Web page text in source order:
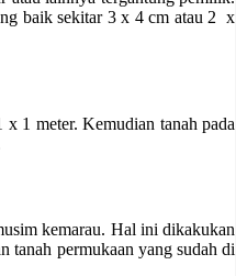
baik sekitar 3 x 4 cm atau 2 x
1 meter. Kemudian tanah pada
kemarau. Hal ini dikakukan
tanah permukaan yang sudah di